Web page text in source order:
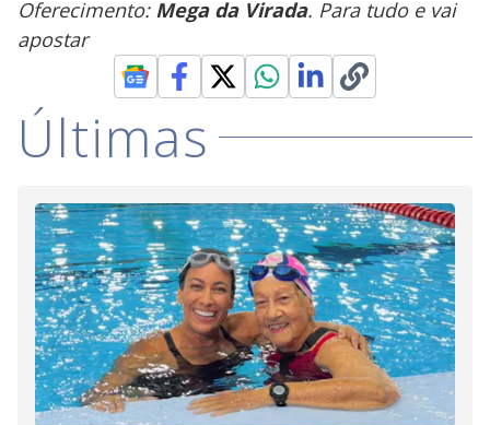
Oferecimento: Mega da Virada. Para tudo e vai
apostar
Últimas